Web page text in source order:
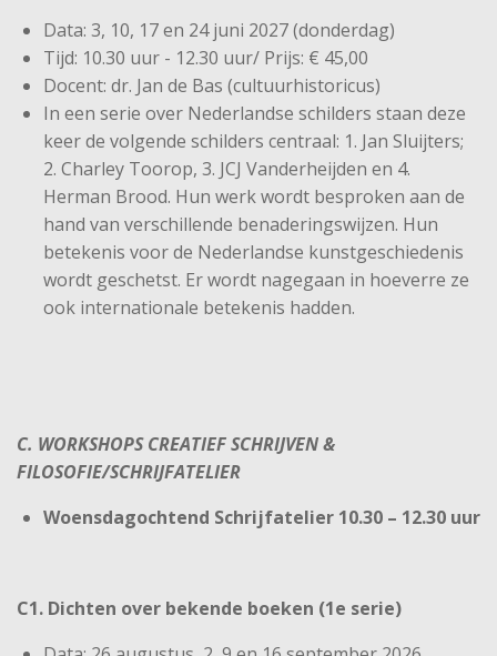
Data: 3, 10, 17 en 24 juni 2027 (donderdag)
Tijd: 10.30 uur - 12.30 uur/ Prijs: € 45,00
Docent: dr. Jan de Bas (cultuurhistoricus)
In een serie over Nederlandse schilders staan deze
keer de volgende schilders centraal: 1. Jan Sluijters;
2. Charley Toorop, 3. JCJ Vanderheijden en 4.
Herman Brood. Hun werk wordt besproken aan de
hand van verschillende benaderingswijzen. Hun
betekenis voor de Nederlandse kunstgeschiedenis
wordt geschetst. Er wordt nagegaan in hoeverre ze
ook internationale betekenis hadden.
C. WORKSHOPS CREATIEF SCHRIJVEN &
FILOSOFIE/SCHRIJFATELIER
Woensdagochtend Schrijfatelier 10.30 – 12.30 uur
C1. Dichten over bekende boeken (1e serie)